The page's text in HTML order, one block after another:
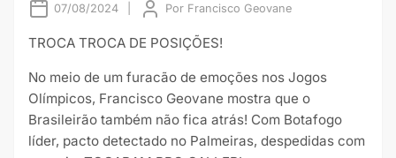
07/08/2024 Por Francisco Geovane
TROCA TROCA DE POSIÇÕES!
No meio de um furacão de emoções nos Jogos
Olímpicos, Francisco Geovane mostra que o
Brasileirão também não fica atrás! Com Botafogo
líder, pacto detectado no Palmeiras, despedidas com